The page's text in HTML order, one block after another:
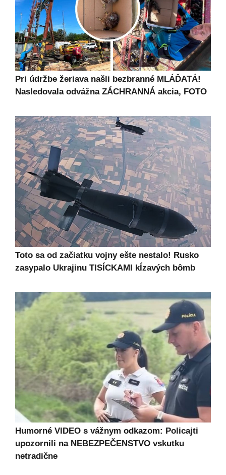
Pri údržbe žeriava našli bezbranné MLÁĎATÁ!
Nasledovala odvážna ZÁCHRANNÁ akcia, FOTO
Toto sa od začiatku vojny ešte nestalo! Rusko
zasypalo Ukrajinu TISÍCKAMI kĺzavých bômb
Humorné VIDEO s vážnym odkazom: Policajti
upozornili na NEBEZPEČENSTVO vskutku
netradične